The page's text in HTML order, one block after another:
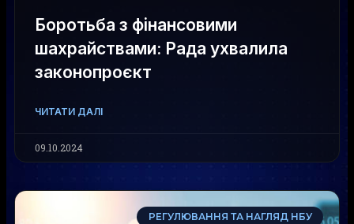
Боротьба з фінансовими
шахрайствами: Рада ухвалила
законопроєкт
ЧИТАТИ ДАЛІ
09.10.2024
РЕГУЛЮВАННЯ ТА НАГЛЯД НБУ